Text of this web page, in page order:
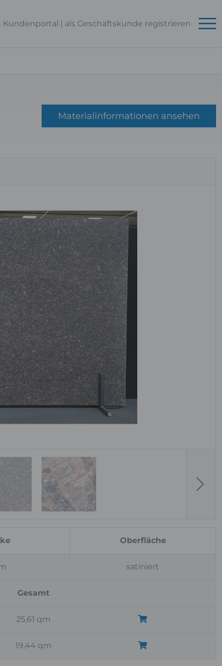
Kundenportal | als Geschäftskunde registrieren
Materialinformationen ansehen
Next
Oberfläche
satiniert
Gesamt
25,61 qm
19,44 qm